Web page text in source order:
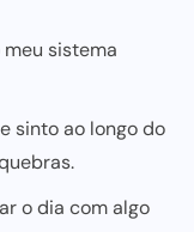
meu sistema
sinto ao longo do
o dia com algo